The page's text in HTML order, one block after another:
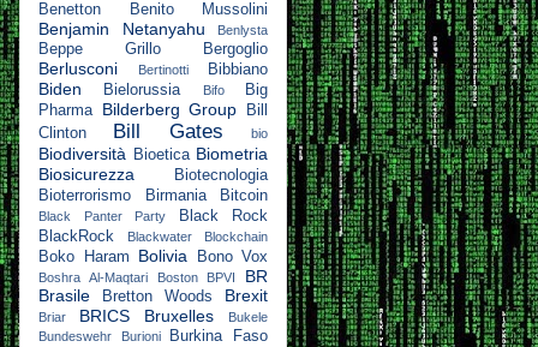
Benetton
Benito Mussolini
Benjamin Netanyahu Benlysta
Beppe Grillo Bergoglio
Berlusconi Bertinotti Bibbiano
Biden Bielorussia Bifo
Big
Pharma
Bilderberg Group
Bill
Clinton
Bill Gates bio
Biodiversità Bioetica Biometria
Biosicurezza
Biotecnologia
Bioterrorismo
Birmania Bitcoin
Black Panter Party
Black Rock
BlackRock
Blackwater Blockchain
Boko Haram Bolivia Bono Vox
Boshra Al-Maqtari Boston BPVI
BR
Brasile
Bretton Woods Brexit
Briar BRICS Bruxelles
Bukele
Bundeswehr
Burioni
Burkina Faso